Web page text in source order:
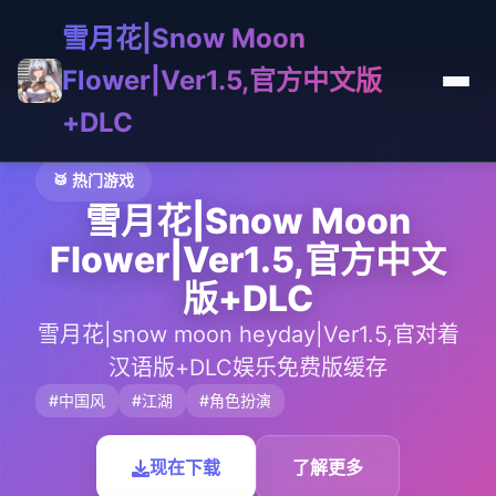
雪月花|Snow Moon
Flower|Ver1.5,官方中文版
+DLC
🥁 热门游戏
雪月花|Snow Moon
Flower|Ver1.5,官方中文
版+DLC
雪月花|snow moon heyday|Ver1.5,官对着
汉语版+DLC娱乐免费版缓存
#中国风 #江湖 #角色扮演
现在下载 了解更多